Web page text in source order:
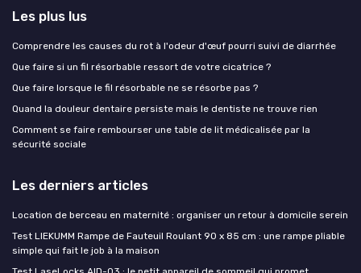
Les plus lus
Comprendre les causes du rot à l'odeur d'œuf pourri suivi de diarrhée
Que faire si un fil résorbable ressort de votre cicatrice ?
Que faire lorsque le fil résorbable ne se résorbe pas ?
Quand la douleur dentaire persiste mais le dentiste ne trouve rien
Comment se faire rembourser une table de lit médicalisée par la
sécurité sociale
Les derniers articles
Location de berceau en maternité : organiser un retour à domicile serein
Test LIEKUMM Rampe de Fauteuil Roulant 90 x 85 cm : une rampe pliable
simple qui fait le job à la maison